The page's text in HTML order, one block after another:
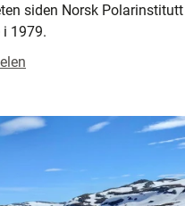
siden Norsk
1979.